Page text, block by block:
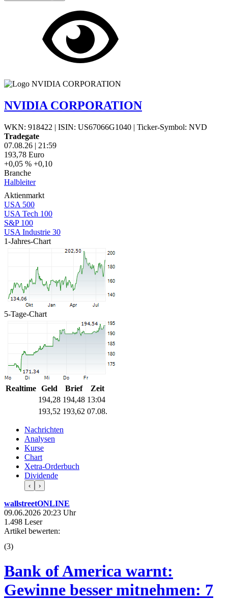
NVIDIA CORPORATION
WKN: 918422 | ISIN: US67066G1040 | Ticker-Symbol: NVD
Tradegate
07.08.26 | 21:59
193,78 Euro
+0,05 % +0,10
Branche
Halbleiter
Aktienmarkt
USA 500
USA Tech 100
S&P 100
USA Industrie 30
1-Jahres-Chart
5-Tage-Chart
Realtime Geld Brief
Zeit
194,28 194,48 13:04
193,52 193,62 07.08.
Nachrichten
Analysen
Kurse
Chart
Xetra-Orderbuch
Dividende
‹ ›
wallstreetONLINE
09.06.2026 20:23 Uhr
1.498 Leser
Artikel bewerten:
(3)
Bank of America warnt:
Gewinne besser mitnehmen: 7